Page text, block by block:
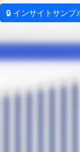
🔒 インサイトサンプ